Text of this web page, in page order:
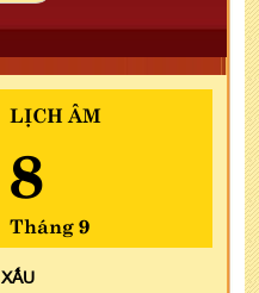
LỊCH ÂM
8
Tháng 9
XẤU